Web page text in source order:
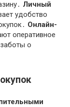
Личный
удобство
Онлайн-
оперативное
о